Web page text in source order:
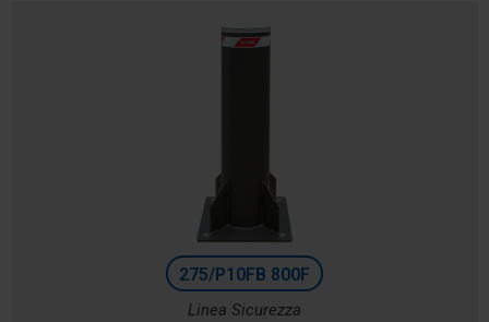
275/P10FB 800F
Linea Sicurezza